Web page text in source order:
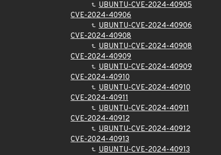
UBUNTU-CVE-2024-40905
CVE-2024-40906
UBUNTU-CVE-2024-40906
CVE-2024-40908
UBUNTU-CVE-2024-40908
CVE-2024-40909
UBUNTU-CVE-2024-40909
CVE-2024-40910
UBUNTU-CVE-2024-40910
CVE-2024-40911
UBUNTU-CVE-2024-40911
CVE-2024-40912
UBUNTU-CVE-2024-40912
CVE-2024-40913
UBUNTU-CVE-2024-40913